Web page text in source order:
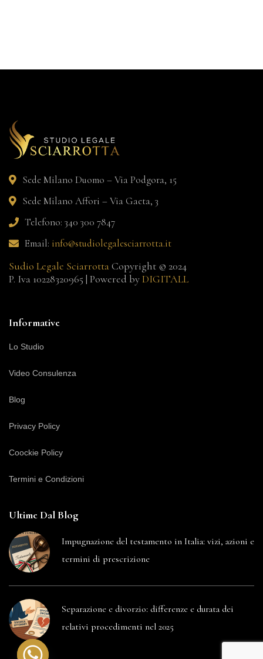
Sede Milano Duomo – Via Podgora, 15
Sede Milano Affori – Via Gaeta, 3
Telefono: 340 300 7847
Email: info@studiolegalesciarrotta.it
Sudio Legale SciarrottaCopyright © 2024
P. Iva 10228320965 | Powered byDIGITALL
Informative
Lo Studio
Video Consulenza
Blog
Privacy Policy
Coockie Policy
Termini e Condizioni
Ultime Dal Blog
Impugnazione del testamento in Italia: vizi, azioni e
termini di prescrizione
Separazione e divorzio: differenze e durata dei
relativi procedimenti nel 2025